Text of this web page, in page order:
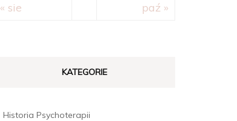
« sie paź »
KATEGORIE
Historia Psychoterapii